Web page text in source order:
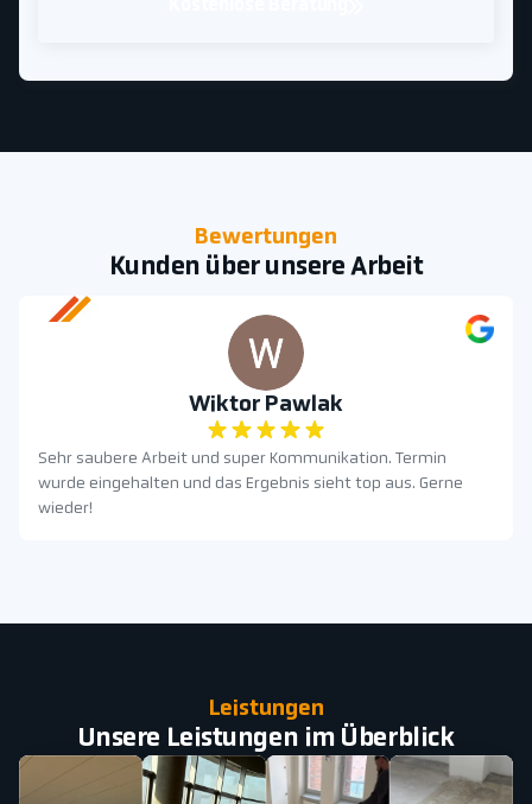
Bewertungen
Kunden über unsere Arbeit
Wiktor Pawlak
Sehr saubere Arbeit und super Kommunikation. Termin
wurde eingehalten und das Ergebnis sieht top aus. Gerne
wieder!
Leistungen
Unsere Leistungen im Überblick